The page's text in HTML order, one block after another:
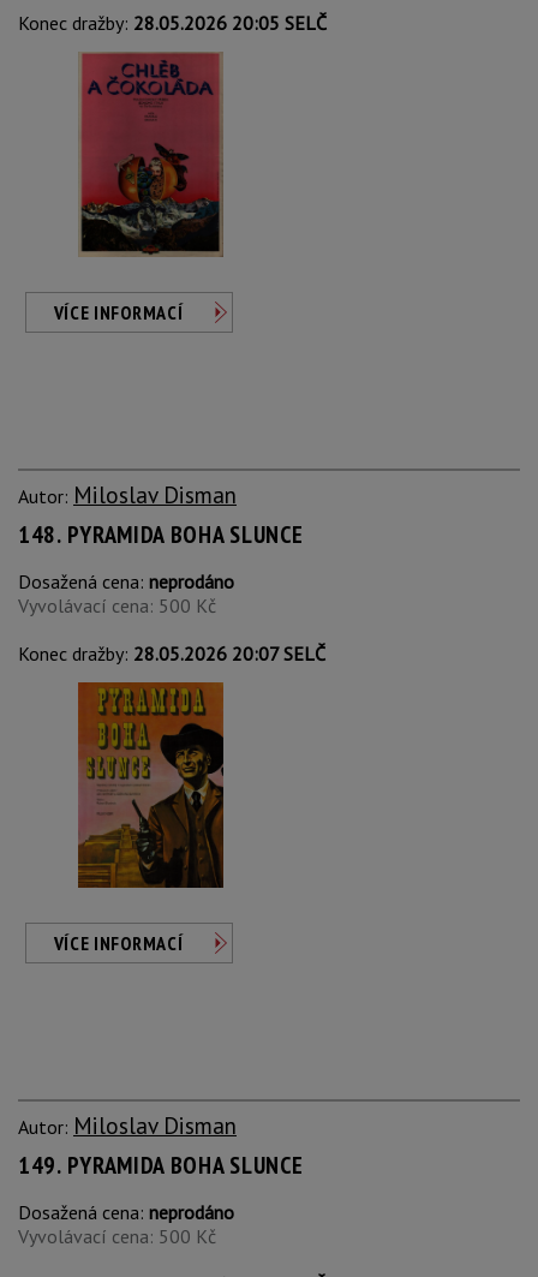
Konec dražby: 28.05.2026 20:05 SELČ
VÍCE INFORMACÍ
Autor: Miloslav Disman
148. PYRAMIDA BOHA SLUNCE
Dosažená cena: neprodáno
Vyvolávací cena: 500 Kč
Konec dražby: 28.05.2026 20:07 SELČ
VÍCE INFORMACÍ
Autor: Miloslav Disman
149. PYRAMIDA BOHA SLUNCE
Dosažená cena: neprodáno
Vyvolávací cena: 500 Kč